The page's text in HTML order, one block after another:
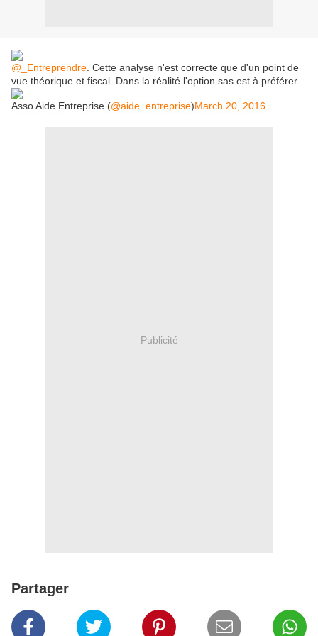
@_Entreprendre . Cette analyse n'est correcte que d'un point de
vue théorique et fiscal. Dans la réalité l'option sas est à préférer
Asso Aide Entreprise (@aide_entreprise)March 20, 2016
Publicité
Partager